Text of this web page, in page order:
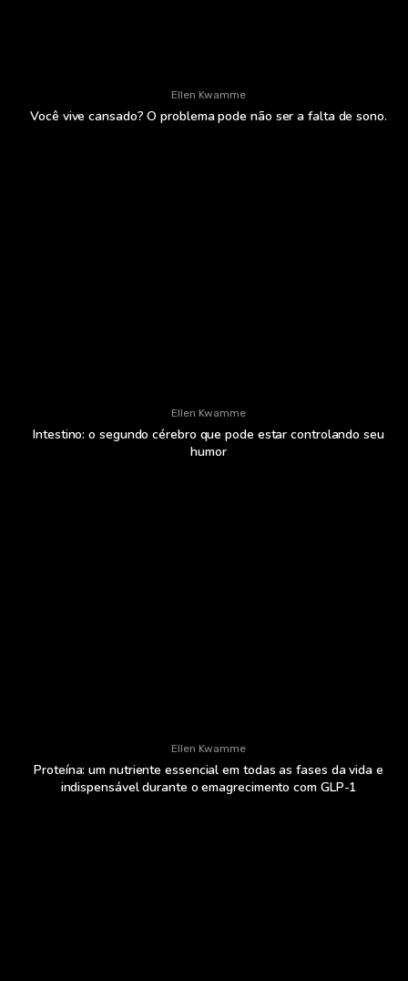
Ellen Kwamme
Você vive cansado? O problema pode não ser a falta de sono.
Ellen Kwamme
Intestino: o segundo cérebro que pode estar controlando seu
humor
Ellen Kwamme
Proteína: um nutriente essencial em todas as fases da vida e
indispensável durante o emagrecimento com GLP-1